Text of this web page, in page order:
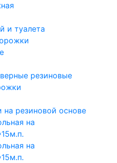
и туалета
резиновые
резиновой основе
на
на